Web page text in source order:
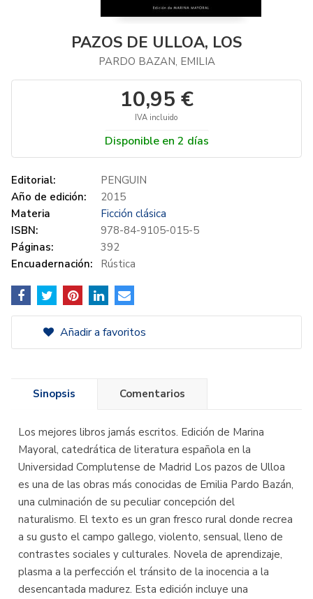
PAZOS DE ULLOA, LOS
PARDO BAZAN, EMILIA
10,95 €
IVA incluido
Disponible en 2 días
Editorial:
PENGUIN
Año de edición:
2015
Materia
Ficción clásica
ISBN:
978-84-9105-015-5
Páginas:
392
Encuadernación:
Rústica
Añadir a favoritos
Sinopsis Comentarios
Los mejores libros jamás escritos. Edición de Marina
Mayoral, catedrática de literatura española en la
Universidad Complutense de Madrid Los pazos de Ulloa
es una de las obras más conocidas de Emilia Pardo Bazán,
una culminación de su peculiar concepción del
naturalismo. El texto es un gran fresco rural donde recrea
a su gusto el campo gallego, violento, sensual, lleno de
contrastes sociales y culturales. Novela de aprendizaje,
plasma a la perfección el tránsito de la inocencia a la
desencantada madurez. Esta edición incluye una